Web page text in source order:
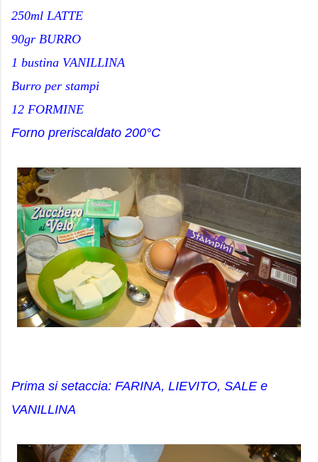
250ml LATTE
90gr BURRO
1 bustina VANILLINA
Burro per stampi
12 FORMINE
Forno preriscaldato 200°C
Prima si setaccia: FARINA, LIEVITO, SALE e
VANILLINA